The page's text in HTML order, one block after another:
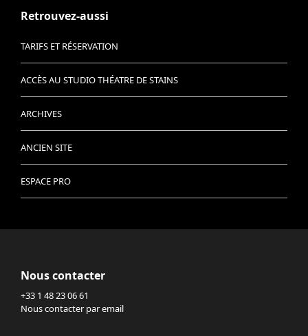
Retrouvez-aussi
TARIFS ET RÉSERVATION
ACCÈS AU STUDIO THÉATRE DE STAINS
ARCHIVES
ANCIEN SITE
ESPACE PRO
Nous contacter
+33 1 48 23 06 61
Nous contacter par email